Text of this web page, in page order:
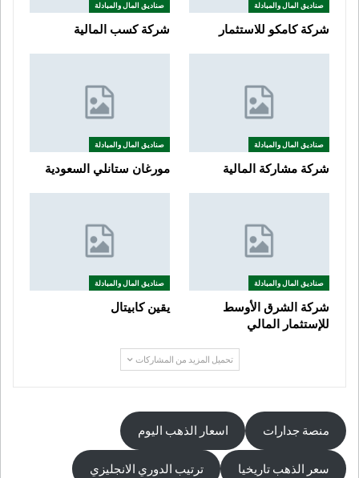
صناديق المال والمبادلة
شركة كامكو للاستثمار
صناديق المال والمبادلة
شركة كسب المالية
صناديق المال والمبادلة
شركة مشاركة المالية
صناديق المال والمبادلة
مورغان ستانلي السعودية
صناديق المال والمبادلة
شركة الشرق الأوسط
للإستثمار المالي
صناديق المال والمبادلة
يقين كابيتال
تحميل المزيد من المشاركات
منصة جدارات اسعار الذهب اليوم
سعر الذهب تاريخيا ترتيب الدوري الانجليزي